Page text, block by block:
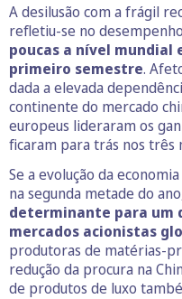
A desilusão com a frágil
refletiu-se no
poucas a nível
primeiro semestre.
dada a elevada
continente do mercado
europeus lideraram os
ficaram para trás nos três
Se a evolução da
na segunda metade do
determinante para um
mercados acionistas
produtoras de matérias-
redução da procura na
de produtos de luxo